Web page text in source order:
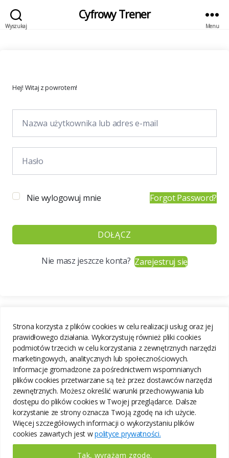
Strona korzysta z plików cookies w celu realizacji usług oraz jej
prawidłowego działania. Wykorzystuję również pliki cookies
podmiotów trzecich w celu korzystania z zewnętrznych narzędzi
marketingowych, analitycznych lub społecznościowych.
Informacje gromadzone za pośrednictwem wspomnianych
plików cookies przetwarzane są też przez dostawców narzędzi
zewnętrznych. Możesz określić warunki przechowywania lub
dostępu do plików cookies w Twojej przeglądarce. Dalsze
korzystanie ze strony oznacza Twoją zgodę na ich użycie.
Więcej szczegółowych informacji o wykorzystaniu plików
cookies zawartych jest wpolityce prywatności.
Tak, wyrażam zgodę.
Wyszukaj
Cyfrowy Trener
Menu
Hej! Witaj z powrotem!
Nie wylogowuj mnie Forgot Password?
DOŁĄCZ
Nie masz jeszcze konta?Zarejestruj się